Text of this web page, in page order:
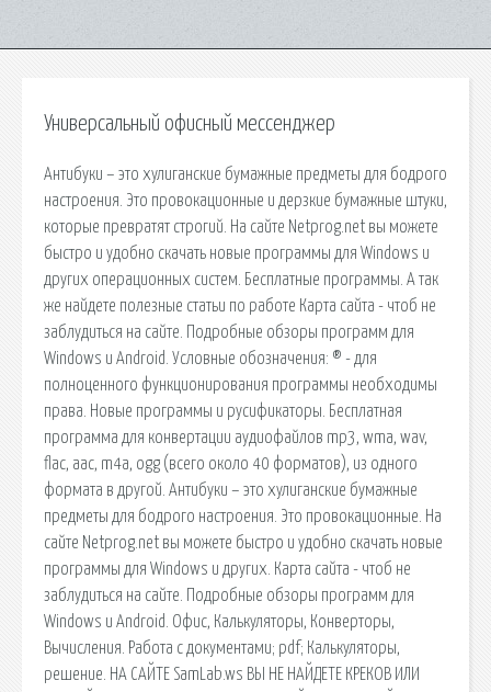
Универсальный офисный мессенджер
Антибуки – это хулиганские бумажные предметы для бодрого
настроения. Это провокационные и дерзкие бумажные штуки,
которые превратят строгий. На сайте Netprog.net вы можете
быстро и удобно скачать новые программы для Windows и
других операционных систем. Бесплатные программы. А так
же найдете полезные статьи по работе Карта сайта - чтоб не
заблудиться на сайте. Подробные обзоры программ для
Windows и Android. Условные обозначения: ® - для
полноценного функционирования программы необходимы
права. Новые программы и русификаторы. Бесплатная
программа для конвертации аудиофайлов mp3, wma, wav,
flac, aac, m4a, ogg (всего около 40 форматов), из одного
формата в другой. Антибуки – это хулиганские бумажные
предметы для бодрого настроения. Это провокационные. На
сайте Netprog.net вы можете быстро и удобно скачать новые
программы для Windows и других. Карта сайта - чтоб не
заблудиться на сайте. Подробные обзоры программ для
Windows и Android. Офис, Калькуляторы, Конверторы,
Вычисления. Работа с документами; pdf; Калькуляторы,
решение. НА САЙТЕ SamLab.ws ВЫ НЕ НАЙДЕТЕ КРЕКОВ ИЛИ